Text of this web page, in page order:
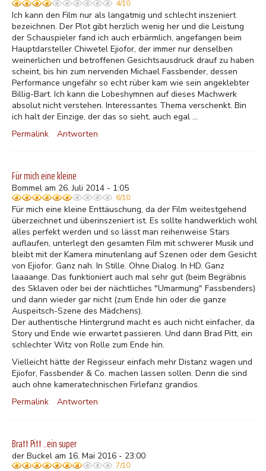
4/10
Ich kann den Film nur als langatmig und schlecht inszeniert
bezeichnen. Der Plot gibt herzlich wenig her und die Leistung
der Schauspieler fand ich auch erbärmlich, angefangen beim
Hauptdarsteller Chiwetel Ejiofor, der immer nur denselben
weinerlichen und betroffenen Gesichtsausdruck drauf zu haben
scheint, bis hin zum nervenden Michael Fassbender, dessen
Performance ungefähr so echt rüber kam wie sein angeklebter
Billig-Bart. Ich kann die Lobeshymnen auf dieses Machwerk
absolut nicht verstehen. Interessantes Thema verschenkt. Bin
ich halt der Einzige, der das so sieht, auch egal ...
Permalink
Antworten
Für mich eine kleine
Bommel am 26. Juli 2014 - 1:05
6/10
Für mich eine kleine Enttäuschung, da der Film weitestgehend
überzeichnet und überinszeniert ist. Es sollte handwerklich wohl
alles perfekt werden und so lässt man reihenweise Stars
auflaufen, unterlegt den gesamten Film mit schwerer Musik und
bleibt mit der Kamera minutenlang auf Szenen oder dem Gesicht
von Ejiofor. Ganz nah. In Stille. Ohne Dialog. In HD. Ganz
laaaange. Das funktioniert auch mal sehr gut (beim Begräbnis
des Sklaven oder bei der nächtliches "Umarmung" Fassbenders)
und dann wieder gar nicht (zum Ende hin oder die ganze
Auspeitsch-Szene des Mädchens).
Der authentische Hintergrund macht es auch nicht einfacher, da
Story und Ende wie erwartet passieren. Und dann Brad Pitt, ein
schlechter Witz von Rolle zum Ende hin.
Vielleicht hätte der Regisseur einfach mehr Distanz wagen und
Ejiofor, Fassbender & Co. machen lassen sollen. Denn die sind
auch ohne kameratechnischen Firlefanz grandios.
Permalink
Antworten
Bratt Pitt ..ein super
der Buckel am 16. Mai 2016 - 23:00
7/10